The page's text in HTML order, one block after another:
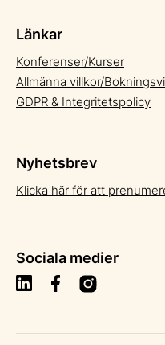
Länkar
Konferenser/Kurser
Allmänna villkor/
GDPR & Integritetspolicy
Nyhetsbrev
Klicka här för att
Sociala medier